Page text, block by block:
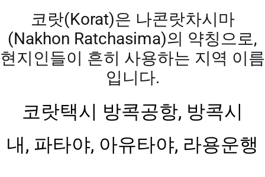
코랏(Korat)은 나콘랏차시마
(Nakhon Ratchasima)의 약칭으로,
현지인들이 흔히 사용하는 지역 이름
입니다.
코랏택시 방콕공항, 방콕시
내, 파타야, 아유타야, 라용운행